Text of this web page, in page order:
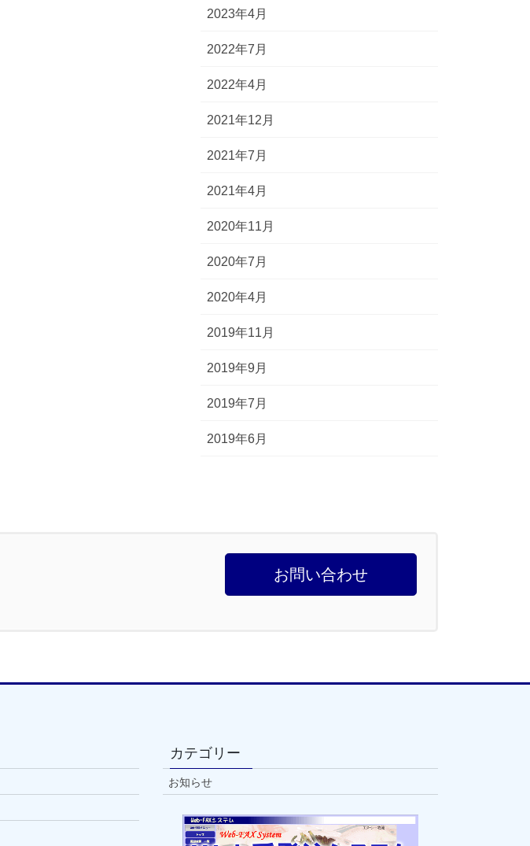
2023年4月
2022年7月
2022年4月
2021年12月
2021年7月
2021年4月
2020年11月
2020年7月
2020年4月
2019年11月
2019年9月
2019年7月
2019年6月
お問い合わせ
カテゴリー
お知らせ